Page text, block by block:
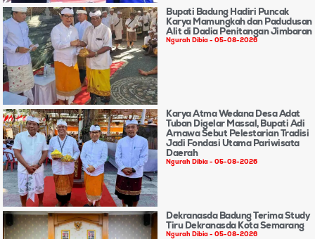
Bupati Badung Hadiri Puncak
Karya Mamungkah dan Padudusan
Alit di Dadia Penitangan Jimbaran
Ngurah Dibia 05-08-2026
Karya Atma Wedana Desa Adat
Tuban Digelar Massal, Bupati Adi
Arnawa Sebut Pelestarian Tradisi
Jadi Fondasi Utama Pariwisata
Daerah
Ngurah Dibia 05-08-2026
Dekranasda Badung Terima Study
Tiru Dekranasda Kota Semarang
Ngurah Dibia 05-08-2026